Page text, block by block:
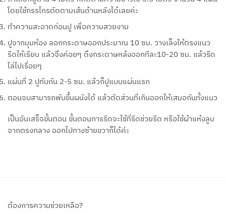
โดยใช้กรรไกรตัดตามเส้นด้านหลังได้เลยค่ะ
ทำความสะอาดก่อนปู เพื่อความสวยงาม
ปูจากมุมห้อง ลอกกระดาษออกประมาณ 10 ซม. วางเล็งให้ตรงแนว
รีดให้เรียบ แล้วจึงค่อยๆ ดึงกระดาษหล้งออกทีละ10-20 ซม. แล้วรีด
ไล่ไปเรื่อยๆ
แผ่นที่ 2 ปูทับกัน 2-5 ซม. แล้วก็ปูแบบแผ่นแรก
ตอนจบสามารถพับขึ้นผนังได้ แล้วตัดส่วนที่เกินออกให้เสมอกันทั้งแนว
เป็นอันเสร็จขั้นตอน ขั้นตอนการรีดจะใช้ที่รีดช่วยรีด หรือใช้ผ้าแห้งลูบ
จากตรงกลาง ออกไปทางซ้ายขวาก็ได้ค่ะ
ต้องการความช่วยเหลือ?